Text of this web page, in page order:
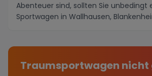
Abenteuer sind, sollten Sie unbedingt
Sportwagen in Wallhausen,
Traumsportwagen nicht